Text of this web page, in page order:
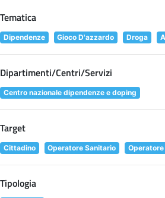
Tematica
Dipendenze Gioco D'azzardo Droga
Dipartimenti/Centri/Servizi
Centro nazionale dipendenze e doping
Target
Cittadino Operatore Sanitario
Tipologia